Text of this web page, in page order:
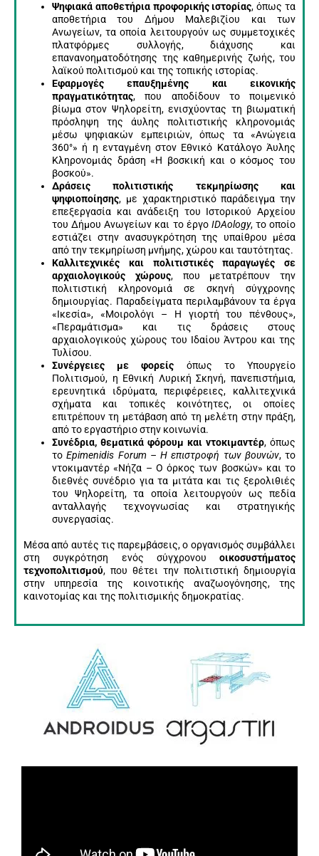
Ψηφιακά αποθετήρια προφορικής ιστορίας, όπως τα
αποθετήρια του Δήμου Μαλεβιζίου και των
Ανωγείων, τα οποία λειτουργούν ως συμμετοχικές
πλατφόρμες συλλογής, διάχυσης και
επανανοηματοδότησης της καθημερινής ζωής, του
λαϊκού πολιτισμού και της τοπικής ιστορίας.
Εφαρμογές επαυξημένης και εικονικής
πραγματικότητας, που αποδίδουν το ποιμενικό
βίωμα στον Ψηλορείτη, ενισχύοντας τη βιωματική
πρόσληψη της άυλης πολιτιστικής κληρονομιάς
μέσω ψηφιακών εμπειριών, όπως τα «Ανώγεια
360°» ή η ενταγμένη στον Εθνικό Κατάλογο Άυλης
Κληρονομιάς δράση «Η βοσκική και ο κόσμος του
βοσκού».
Δράσεις πολιτιστικής τεκμηρίωσης και
ψηφιοποίησης, με χαρακτηριστικό παράδειγμα την
επεξεργασία και ανάδειξη του Ιστορικού Αρχείου
του Δήμου Ανωγείων και το έργο IDAology, το οποίο
εστιάζει στην ανασυγκρότηση της υπαίθρου μέσα
από την τεκμηρίωση μνήμης, χώρου και ταυτότητας.
Καλλιτεχνικές και πολιτιστικές παραγωγές σε
αρχαιολογικούς χώρους, που μετατρέπουν την
πολιτιστική κληρονομιά σε σκηνή σύγχρονης
δημιουργίας. Παραδείγματα περιλαμβάνουν τα έργα
«Ικεσία», «Μοιρολόγι – Η γιορτή του πένθους»,
«Περαμάτισμα» και τις δράσεις στους
αρχαιολογικούς χώρους του Ιδαίου Άντρου και της
Τυλίσου.
Συνέργειες με φορείς όπως το Υπουργείο
Πολιτισμού, η Εθνική Λυρική Σκηνή, πανεπιστήμια,
ερευνητικά ιδρύματα, περιφέρειες, καλλιτεχνικά
σχήματα και τοπικές κοινότητες, οι οποίες
επιτρέπουν τη μετάβαση από τη μελέτη στην πράξη,
από το εργαστήριο στην κοινωνία.
Συνέδρια, θεματικά φόρουμ και ντοκιμαντέρ, όπως
τοEpimenidis Forum – Η επιστροφή των βουνών, το
ντοκιμαντέρ «Νήζα – Ο όρκος των βοσκών» και το
διεθνές συνέδριο για τα μιτάτα και τις ξερολιθιές
του Ψηλορείτη, τα οποία λειτουργούν ως πεδία
ανταλλαγής τεχνογνωσίας και στρατηγικής
συνεργασίας.
Μέσα από αυτές τις παρεμβάσεις, ο οργανισμός συμβάλλει
στη συγκρότηση ενός σύγχρονου οικοσυστήματος
τεχνοπολιτισμού, που θέτει την πολιτιστική δημιουργία
στην υπηρεσία της κοινοτικής αναζωογόνησης, της
καινοτομίας και της πολιτισμικής δημοκρατίας.